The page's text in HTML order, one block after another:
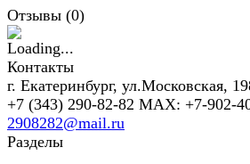
Отзывы (0)
Контакты
г. Екатеринбург, ул.Московская,
+7 (343) 290-82-82 MAX: +7-902-
2908282@mail.ru
Разделы